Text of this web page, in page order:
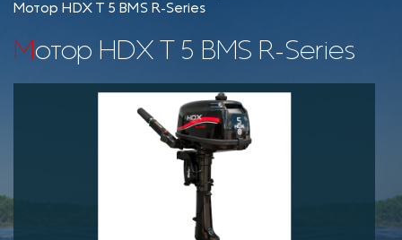
Мотор HDX T 5 BMS R-Series
Мотор HDX T 5 BMS R-Series